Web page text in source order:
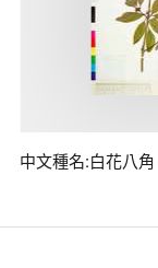
中文種名:白花八角